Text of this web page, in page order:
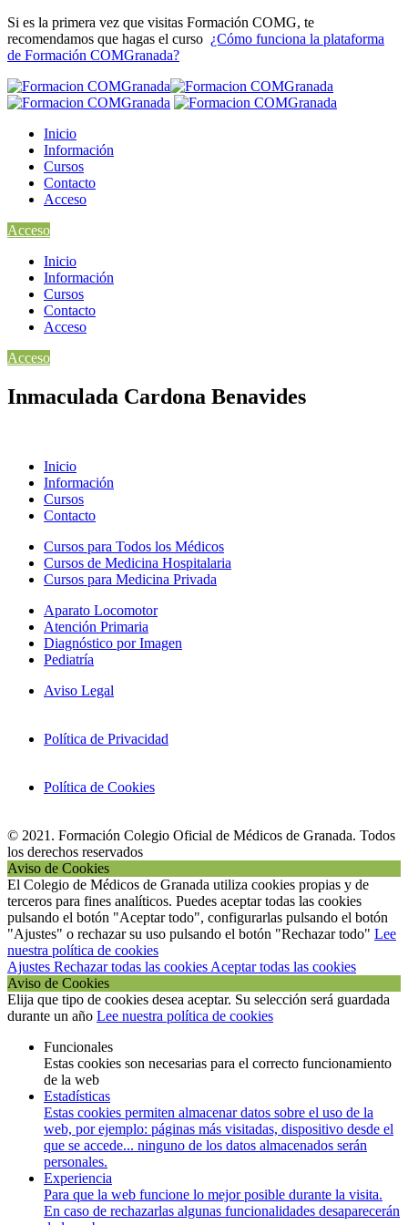
Si es la primera vez que visitas Formación COMG, te
recomendamos que hagas el curso ¿Cómo funciona la plataforma
de Formación COMGranada?
Inicio
Información
Cursos
Contacto
Acceso
Acceso
Inicio
Información
Cursos
Contacto
Acceso
Acceso
Inmaculada Cardona Benavides
Inicio
Información
Cursos
Contacto
Cursos para Todos los Médicos
Cursos de Medicina Hospitalaria
Cursos para Medicina Privada
Aparato Locomotor
Atención Primaria
Diagnóstico por Imagen
Pediatría
Aviso Legal
Política de Privacidad
Política de Cookies
© 2021. Formación Colegio Oficial de Médicos de Granada. Todos
los derechos reservados
Aviso de Cookies
El Colegio de Médicos de Granada utiliza cookies propias y de
terceros para fines analíticos. Puedes aceptar todas las cookies
pulsando el botón "Aceptar todo", configurarlas pulsando el botón
"Ajustes" o rechazar su uso pulsando el botón "Rechazar todo" Lee
nuestra política de cookies
Ajustes Rechazar todas las cookies Aceptar todas las cookies
Aviso de Cookies
Elija que tipo de cookies desea aceptar. Su selección será guardada
durante un año Lee nuestra política de cookies
Funcionales
Estas cookies son necesarias para el correcto funcionamiento
de la web
Estadísticas
Estas cookies permiten almacenar datos sobre el uso de la
web, por ejemplo: páginas más visitadas, dispositivo desde el
que se accede... ninguno de los datos almacenados serán
personales.
Experiencia
Para que la web funcione lo mejor posible durante la visita.
En caso de rechazarlas algunas funcionalidades desaparecerán